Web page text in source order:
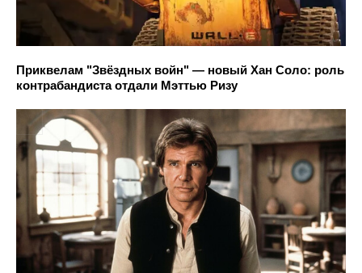
Приквелам "Звёздных войн" — новый Хан Соло: роль
контрабандиста отдали Мэттью Ризу